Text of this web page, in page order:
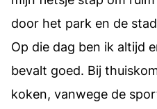
door het park en de
Op die dag ben ik altijd
bevalt goed. Bij
koken, vanwege de